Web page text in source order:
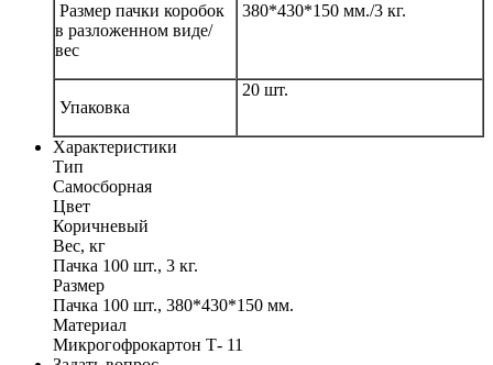
Размер пачки коробок
в разложенном виде/
вес
380*430*150 мм./3 кг.
Упаковка
20 шт.
Характеристики
Тип
Самосборная
Цвет
Коричневый
Вес, кг
Пачка 100 шт., 3 кг.
Размер
Пачка 100 шт., 380*430*150 мм.
Материал
Микрогофрокартон Т- 11